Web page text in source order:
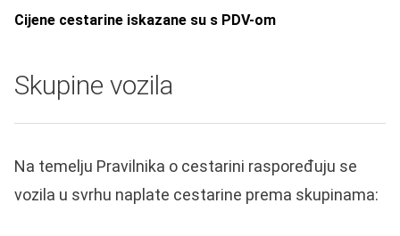
Cijene cestarine iskazane su s PDV-om
Skupine vozila
Na temelju Pravilnika o cestarini raspoređuju se
vozila u svrhu naplate cestarine prema skupinama: